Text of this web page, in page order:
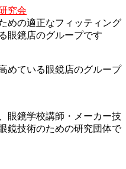
究会
めの適正なフィッティング
眼鏡店のグループです
めている眼鏡店のグループ
眼鏡学校講師・メーカー技
鏡技術のための研究団体で